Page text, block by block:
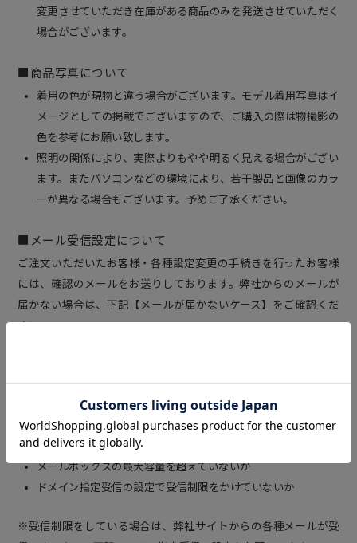
変更させていただき在庫がある商品のみを発送させていただく
場合がございます。
■商品写真について
着用の色が現物と違う場合がございます。モデル着用写真はイ
メージとしての掲載でございますので、ご購入の際は物撮影の
色を参考にお願い致します。
照明の関係により、実際よりもやや明るく見える場合がござい
ます。またパソコンなどの環境により、若干製品と画像のカラ
ーが異なる場合もございます。予めご了承ください。
■メール受信設定について
ご注文いただいたお客様・各種設定変更の手続きを行ったお客様
には、確認のメールをお送りしております。弊社からのメールが
届かない場合は、下記【メールが届かないケース】をご確認くだ
さい。
メールソフトやウイルス対策ソフトの自動振分機能でゴミ箱フ
ォルダ、迷惑メールフォルダーに振り分けられていないか
プロバイダの迷惑メールサービスによりブロックされていない
か
メールボックスの最大容量を超えていないか
ドメイン指定受信の設定で受信制限をかけていないか
※受信制限をしている場合は、弊社サイトからの各種メールが受